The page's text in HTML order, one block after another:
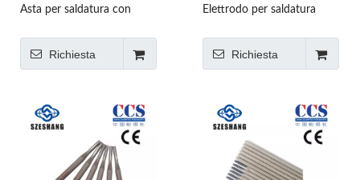
Asta per saldatura con
elettrodo per saldatura con
Richiesta
Elettrodo per saldatura
saldatura in Cina, fabbrica
Richiesta